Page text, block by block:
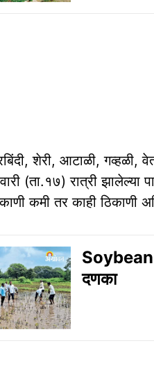
शेरी, आटाळी, गव्हळी,
(ता.१७) रात्री
कमी तर काही
Soybean
दणका